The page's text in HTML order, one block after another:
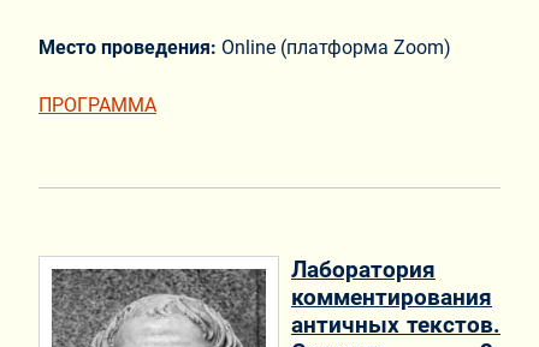
Место проведения: Online (платформа Zoom)
ПРОГРАММА
Лаборатория
комментирования
античных текстов.